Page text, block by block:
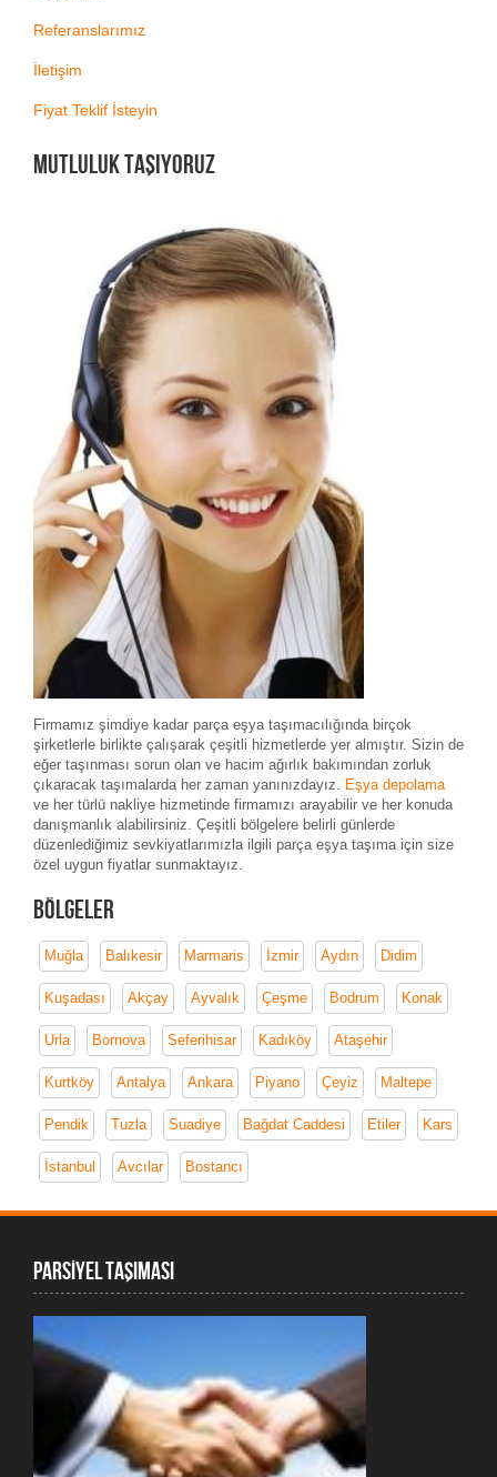
Referanslarımız
İletişim
Fiyat Teklif İsteyin
MUTLULUK TAŞIYORUZ
Firmamız şimdiye kadar parça eşya taşımacılığında birçok
şirketlerle birlikte çalışarak çeşitli hizmetlerde yer almıştır. Sizin de
eğer taşınması sorun olan ve hacim ağırlık bakımından zorluk
çıkaracak taşımalarda her zaman yanınızdayız.
Eşya depolama
ve her türlü nakliye hizmetinde firmamızı arayabilir ve her konuda
danışmanlık alabilirsiniz. Çeşitli bölgelere belirli günlerde
düzenlediğimiz sevkiyatlarımızla ilgili parça eşya taşıma için size
özel uygun fiyatlar sunmaktayız.
Bölgeler
Muğla Balıkesir Marmaris İzmir Aydın Didim
Kuşadası Akçay Ayvalık Çeşme Bodrum Konak
Urla Bornova Seferihisar Kadıköy Ataşehir
Kurtköy Antalya Ankara Piyano Çeyiz Maltepe
Pendik Tuzla Suadiye Bağdat Caddesi Etiler Kars
İstanbul Avcılar Bostancı
PARSİYEL TAŞIMASI